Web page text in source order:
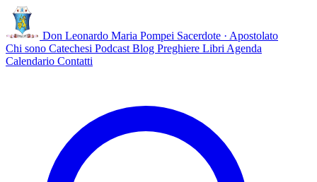
Don Leonardo Maria Pompei Sacerdote · Apostolato
Chi sono Catechesi Podcast Blog Preghiere Libri Agenda
Calendario Contatti